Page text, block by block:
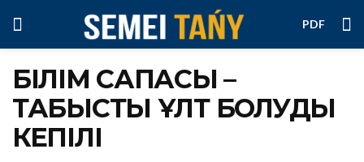
PDF
БІЛІМ САПАСЫ –
ТАБЫСТЫ ҰЛТ БОЛУДЫҢ
КЕПІЛІ